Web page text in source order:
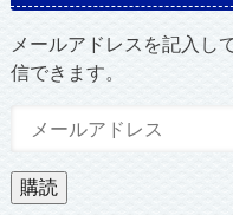
メールアドレスを記入し
信できます。
ル
ア
購読